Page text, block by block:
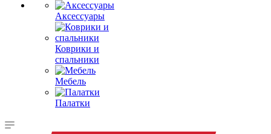
Аксессуары
Коврики и
спальники
Мебель
Палатки